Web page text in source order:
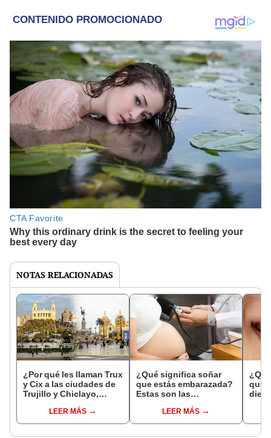
NOTAS RELACIONADAS
¿Por qué les llaman Trux
y Cix a las ciudades de
Trujillo y Chiclayo,
LEER MÁS
¿Qué significa soñar
que estás embarazada?
Estas son las
comunesLEER MÁS
que